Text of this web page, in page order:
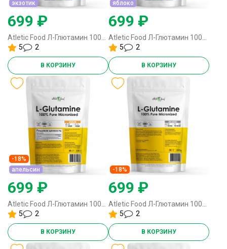
экзотик
699 ₽
5
2
В КОРЗИНУ
яблоко
699 ₽
5
2
В КОРЗИНУ
-18%
апельсин
699 ₽
5
2
В КОРЗИНУ
-18%
699 ₽
5
2
В КОРЗИНУ